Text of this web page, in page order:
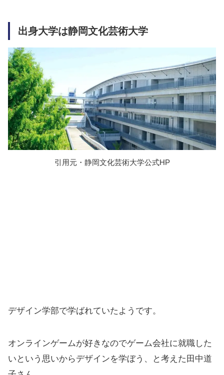
出身大学は静岡文化芸術大学
引用元・静岡文化芸術大学公式HP
デザイン学部で学ばれていたようです。
オンラインゲームが好きなのでゲーム会社に就職した
いという思いからデザインを学ぼう、と考えた田中道